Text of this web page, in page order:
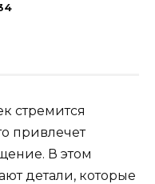
стремится
привлечет
В этом
детали, которые